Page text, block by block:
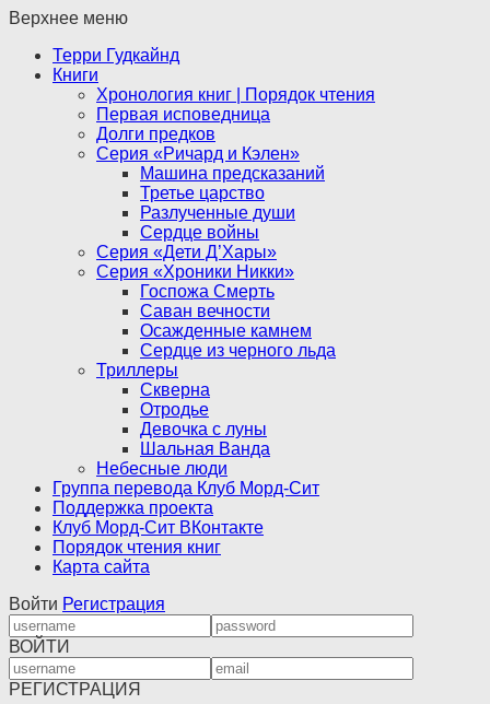
Верхнее меню
Терри Гудкайнд
Книги
Хронология книг | Порядок чтения
Первая исповедница
Долги предков
Серия «Ричард и Кэлен»
Машина предсказаний
Третье царство
Разлученные души
Сердце войны
Серия «Дети Д’Хары»
Серия «Хроники Никки»
Госпожа Смерть
Саван вечности
Осажденные камнем
Сердце из черного льда
Триллеры
Скверна
Отродье
Девочка с луны
Шальная Ванда
Небесные люди
Группа перевода Клуб Морд-Сит
Поддержка проекта
Клуб Морд-Сит ВКонтакте
Порядок чтения книг
Карта сайта
Войти Регистрация
ВОЙТИ
РЕГИСТРАЦИЯ